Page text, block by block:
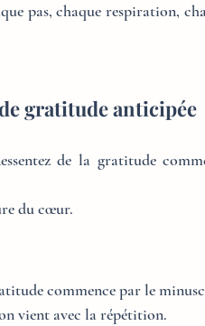
pas, chaque respiration,
gratitude anticipée
de la gratitude
du cœur.
commence par le
vient avec la répétition.